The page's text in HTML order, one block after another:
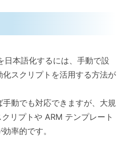
本語化するには、手動で設
スクリプトを活用する方法が
動でも対応できますが、大規
リプトや ARM テンプレート
率的です。